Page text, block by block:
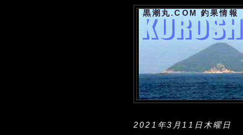
黒潮丸.COM 釣果情報
2021年3月11日木曜日